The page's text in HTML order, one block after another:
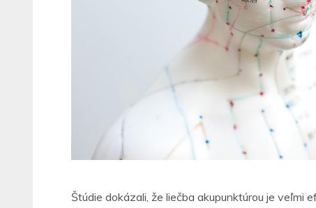
Štúdie dokázali, že liečba akupunktúrou je veľmi